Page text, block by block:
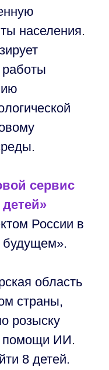
населения.
работы
сервис
России в
будущем».
область
страны,
розыску
помощи ИИ.
8 детей.